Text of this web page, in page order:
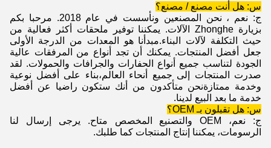
س: هل أنت مصنع / مصنع؟
ج: نعم ، نحن المصنعين ونأسست في عام 2018. مرحبا بكم
بزيارة Zhonghe الآلات. يمكننا توفير ملحقات أكثر فعالية من
حيث التكلفة لآلات البناء.مبدأنا هو المعدات من الدرجة الأولى
جعل أفضل المنتجات. يمكنك أن تجد أنواع من المرفقات عالية
الجودة لتناسب جميع أنواع الحفارات والجرافات والحمولات. لقد
صدرت المنتجات إلى جميع أنحاء العالم،بناء على أفضل نوعية
وخدمة ممتازةنحن متأكدون من أنك ستكون راضيا عن أفضل
خدمة ما بعد البيع لدينا.
س: هل تقبلون بـ OEM؟
ج: نعم، OEM والتصنيع المخصص متاح. يرجى إرسال لنا
الرسومات، يمكننا إنتاج المنتجات كما طلبك.